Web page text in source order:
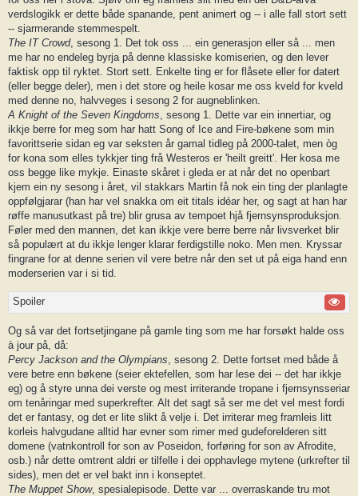
verdslogikk er dette både spanande, pent animert og -- i alle fall stort sett
-- sjarmerande stemmespelt.
The IT Crowd, sesong 1. Det tok oss ... ein generasjon eller så ... men
me har no endeleg byrja på denne klassiske komiserien, og den lever
faktisk opp til ryktet. Stort sett. Enkelte ting er for flåsete eller for datert
(eller begge deler), men i det store og heile kosar me oss kveld for kveld
med denne no, halvveges i sesong 2 for augneblinken.
A Knight of the Seven Kingdoms , sesong 1. Dette var ein innertiar, og
ikkje berre for meg som har hatt Song of Ice and Fire-bøkene som min
favorittserie sidan eg var seksten år gamal tidleg på 2000-talet, men òg
for kona som elles tykkjer ting frå Westeros er 'heilt greitt'. Her kosa me
oss begge like mykje. Einaste skåret i gleda er at når det no openbart
kjem ein ny sesong i året, vil stakkars Martin få nok ein ting der planlagte
oppfølgjarar (han har vel snakka om eit titals idéar her, og sagt at han har
røffe manusutkast på tre) blir grusa av tempoet hjå fjernsynsproduksjon.
Føler med den mannen, det kan ikkje vere berre berre når livsverket blir
så populært at du ikkje lenger klarar ferdigstille noko. Men men. Kryssar
fingrane for at denne serien vil vere betre når den set ut på eiga hand enn
moderserien var i si tid.
Spoiler
Og så var det fortsetjingane på gamle ting som me har forsøkt halde oss
à jour på, då:
Percy Jackson and the Olympians , sesong 2. Dette fortset med både å
vere betre enn bøkene (seier ektefellen, som har lese dei -- det har ikkje
eg) og å styre unna dei verste og mest irriterande tropane i fjernsynsseriar
om tenåringar med superkrefter. Alt det sagt så ser me det vel mest fordi
det er fantasy, og det er lite slikt å velje i. Det irriterar meg framleis litt
korleis halvgudane alltid har evner som rimer med gudeforelderen sitt
domene (vatnkontroll for son av Poseidon, forføring for son av Afrodite,
osb.) når dette omtrent aldri er tilfelle i dei opphavlege mytene (urkrefter til
sides), men det er vel bakt inn i konseptet.
The Muppet Show, spesialepisode. Dette var ... overraskande tru mot